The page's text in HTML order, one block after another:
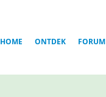
HOME ONTDEK FORUM